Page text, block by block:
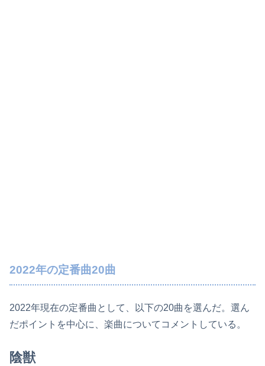
2022年の定番曲20曲
2022年現在の定番曲として、以下の20曲を選んだ。選ん
だポイントを中心に、楽曲についてコメントしている。
陰獣